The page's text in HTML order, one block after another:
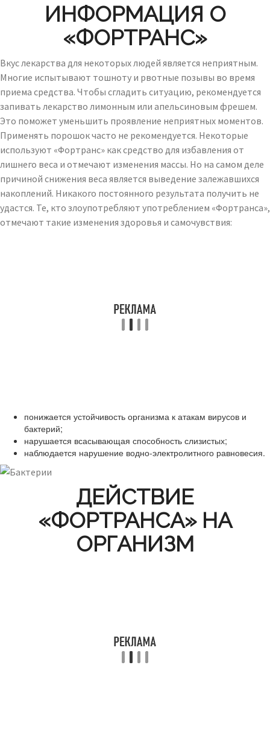
ИНФОРМАЦИЯ О
«ФОРТРАНС»
Вкус лекарства для некоторых людей является неприятным.
Многие испытывают тошноту и рвотные позывы во время
приема средства. Чтобы сгладить ситуацию, рекомендуется
запивать лекарство лимонным или апельсиновым фрешем.
Это поможет уменьшить проявление неприятных моментов.
Применять порошок часто не рекомендуется. Некоторые
используют «Фортранс» как средство для избавления от
лишнего веса и отмечают изменения массы. Но на самом деле
причиной снижения веса является выведение залежавшихся
накоплений. Никакого постоянного результата получить не
удастся. Те, кто злоупотребляют употреблением «Фортранса»,
отмечают такие изменения здоровья и самочувствия:
понижается устойчивость организма к атакам вирусов и
бактерий;
нарушается всасывающая способность слизистых;
наблюдается нарушение водно-электролитного равновесия.
ДЕЙСТВИЕ
«ФОРТРАНСА» НА
ОРГАНИЗМ